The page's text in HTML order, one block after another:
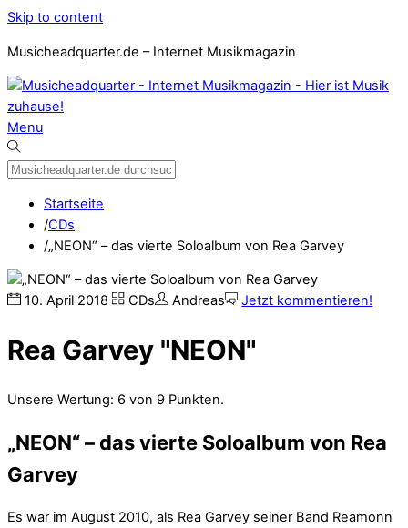
Skip to content
Musicheadquarter.de – Internet Musikmagazin
Menu
Startseite
/CDs
/„NEON“ – das vierte Soloalbum von Rea Garvey
10. April 2018 CDs Andreas Jetzt kommentieren!
Rea Garvey "NEON"
Unsere Wertung: 6 von 9 Punkten.
„NEON“ – das vierte Soloalbum von Rea
Garvey
Es war im August 2010, als Rea Garvey seiner Band Reamonn